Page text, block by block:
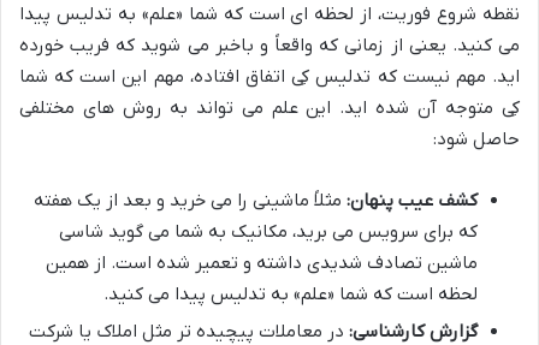
نقطه شروع فوریت، از لحظه ای است که شما «علم» به تدلیس پیدا
می کنید. یعنی از زمانی که واقعاً و باخبر می شوید که فریب خورده
اید. مهم نیست که تدلیس کِی اتفاق افتاده، مهم این است که شما
کِی متوجه آن شده اید. این علم می تواند به روش های مختلفی
حاصل شود:
کشف عیب پنهان: مثلاً ماشینی را می خرید و بعد از یک هفته
که برای سرویس می برید، مکانیک به شما می گوید شاسی
ماشین تصادف شدیدی داشته و تعمیر شده است. از همین
لحظه است که شما «علم» به تدلیس پیدا می کنید.
گزارش کارشناسی: در معاملات پیچیده تر مثل املاک یا شرکت